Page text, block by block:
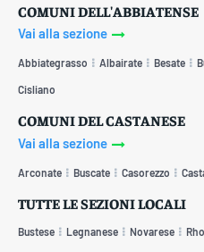
COMUNI DELL'ABBIATENSE
Vai alla sezione
Abbiategrasso Albairate Besate
Cisliano
COMUNI DEL CASTANESE
Vai alla sezione
Arconate Buscate Casorezzo
TUTTE LE SEZIONI LOCALI
Bustese Legnanese Novarese